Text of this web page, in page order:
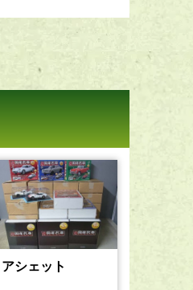
アシェット